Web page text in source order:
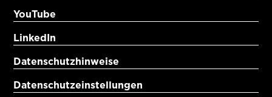
YouTube
LinkedIn
Datenschutzhinweise
Datenschutzeinstellungen